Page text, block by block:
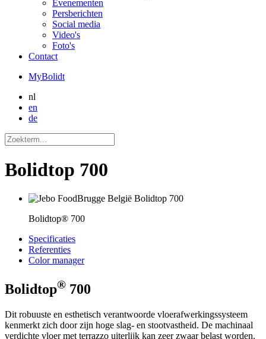
Evenementen
Persberichten
Social media
Video's
Foto's
Contact
MyBolidt
nl
en
de
Bolidtop 700
Bolidtop® 700
Specificaties
Referenties
Color manager
Bolidtop® 700
Dit robuuste en esthetisch verantwoorde vloerafwerkingssysteem
kenmerkt zich door zijn hoge slag- en stootvastheid. De machinaal
verdichte vloer met terrazzo uiterlijk kan zeer zwaar belast worden.